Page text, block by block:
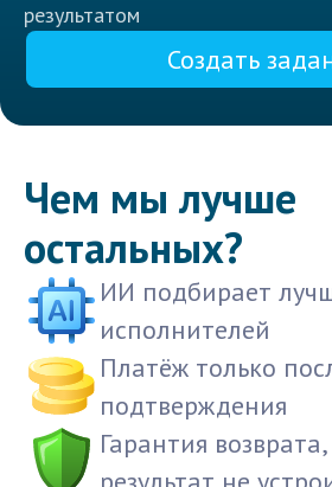
результатом
Создать
Чем мы лучше
остальных?
ИИ подбирает
исполнителей
Платёж только
подтверждения
Гарантия